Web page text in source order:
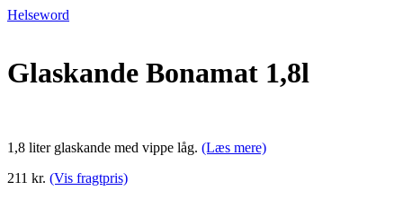
Helseword
Glaskande Bonamat 1,8l
1,8 liter glaskande med vippe låg. (Læs mere)
211 kr. (Vis fragtpris)